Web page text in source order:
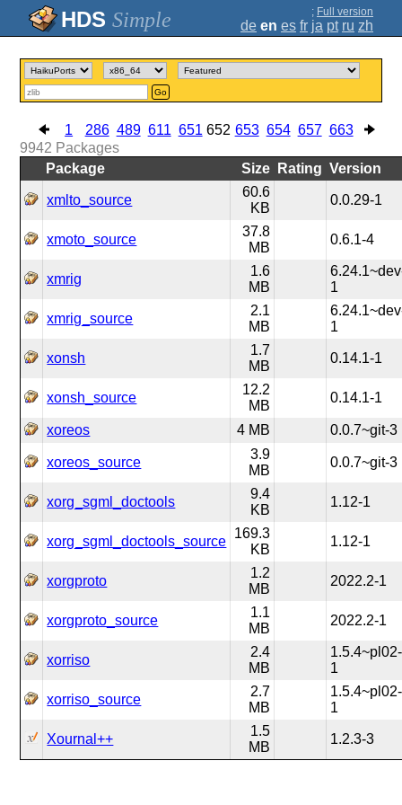
Simple ; Full version
de en es fr ja pt ru zh
Go
1 286 489 611 651 652 653 654 657 663
9942 Packages
Package
Size Rating Version
xmlto_source
60.6
KB
0.0.29-1
xmoto_source
37.8
MB
0.6.1-4
xmrig
1.6
MB
1
xmrig_source
2.1
MB
1
xonsh
1.7
MB
0.14.1-1
xonsh_source
12.2
MB
0.14.1-1
xoreos 4 MB 0.0.7~git-3
xoreos_source
3.9
MB
0.0.7~git-3
xorg_sgml_doctools
9.4
KB
1.12-1
xorg_sgml_doctools_source
169.3
KB
1.12-1
xorgproto
1.2
MB
2022.2-1
xorgproto_source
1.1
MB
2022.2-1
xorriso
2.4
MB
1.5.4~pl02-
1
xorriso_source
2.7
MB
1.5.4~pl02-
1
Xournal++
1.5
MB
1.2.3-3